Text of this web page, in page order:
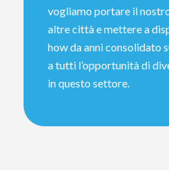
vogliamo portare il
altre città e mettere a
how da anni consolidato
a tutti l’opportunità di
in questo settore.